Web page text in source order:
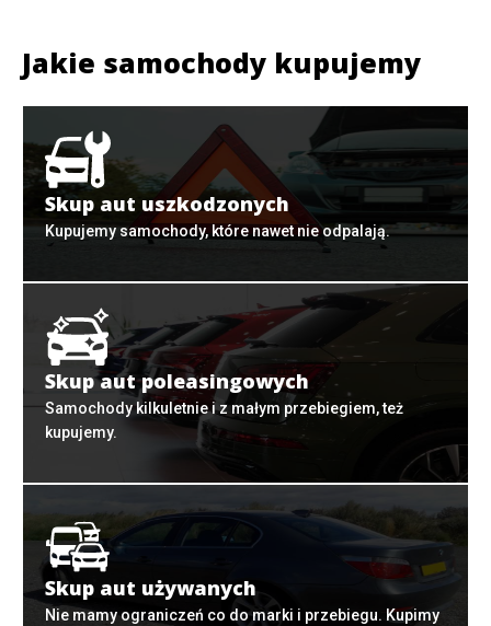
Jakie samochody kupujemy
Skup aut uszkodzonych
Kupujemy samochody, które nawet nie odpalają.
Skup aut poleasingowych
Samochody kilkuletnie i z małym przebiegiem, też
kupujemy.
Skup aut używanych
Nie mamy ograniczeń co do marki i przebiegu. Kupimy